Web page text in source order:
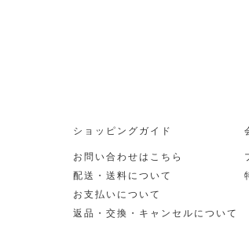
ショッピングガイド
お問い合わせはこちら
配送・送料について
お支払いについて
返品・交換・キャンセルについて